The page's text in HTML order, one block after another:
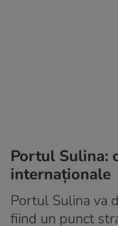
Portul Sulina:
internaționale
Portul Sulina va
fiind un punct